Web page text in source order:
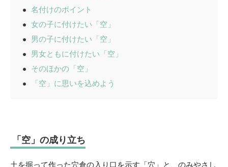
名付けのポイント
女の子に付けたい「空」
男の子に付けたい「空」
男女ともに付けたい「空」
そのほかの「空」
「空」に思いを込めよう
「空」の成り立ち
土を掘って作った穴倉の入り口を示す「穴」と、のみやさし